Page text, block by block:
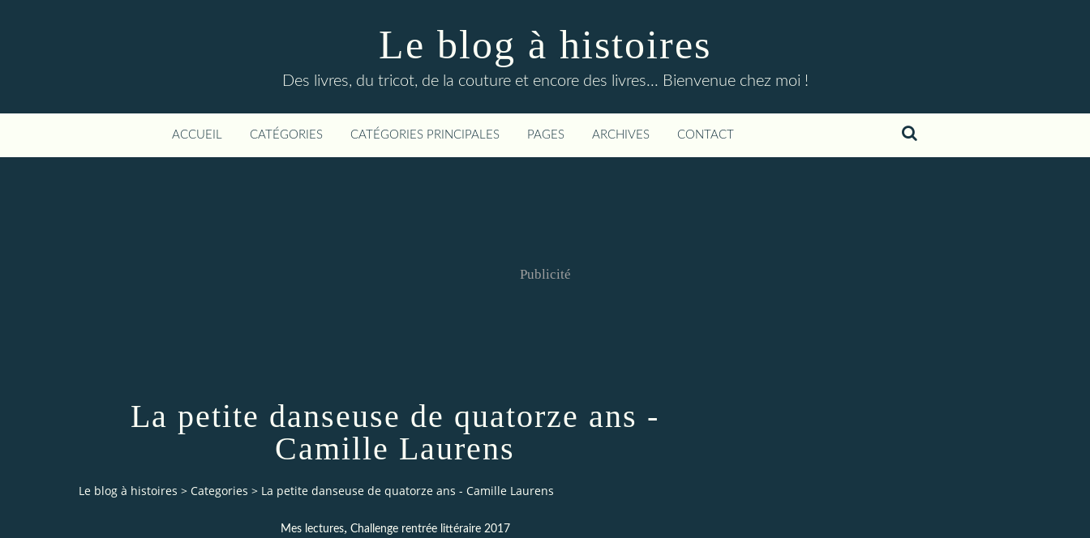
Le blog à histoires
Des livres, du tricot, de la couture et encore des livres... Bienvenue chez moi !
ACCUEIL CATÉGORIES CATÉGORIES PRINCIPALES PAGES ARCHIVES CONTACT
Publicité
La petite danseuse de quatorze ans -
Camille Laurens
Le blog à histoires > Categories > La petite danseuse de quatorze ans - Camille Laurens
Mes lectures, Challenge rentrée littéraire 2017